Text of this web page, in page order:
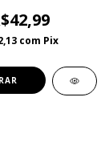
com Pix